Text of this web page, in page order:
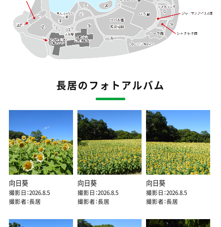
長居のフォトアルバム
向日葵
撮影日：2026.8.5
撮影者：長居
向日葵
撮影日：2026.8.5
撮影者：長居
向日葵
撮影日：2026.8.5
撮影者：長居